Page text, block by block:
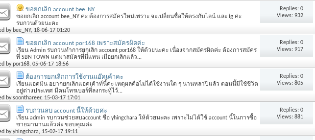
ขอยกเลิก account bee_NY
ขอยกเลิก account bee_NY ค่ะ ต้องการสมัครใหม่เพราะ จะเปลี่ยนชื่อให้ตรงกับไลน์ และ ig ค่ะ
รบกวนด้วยนะคะ
by bee_NY, 18-06-17 01:20
Replies: 0
Views: 932
ขอยกเลิก account por168 เพราะสมัครผิดค่ะ
เรียน Admin รบกวนทำการยกเลิก account por168 ให้ด้วยนะคะ เนื่องจากสมัครผิดค่ะ ต้องการสมัคร
ที่ SBN TOWN แต่มาสมัครที่นี่แทน เมื่อยกเลิกแล้ว...
bypor168, 05-06-17 18:56
Replies: 0
Views: 917
ต้องการยกเลิกการใช้งานแอ๊คเค้าคะ
เรียนแอดมิน อยากยกเลิกแอคเค้าท์นี้ค่ะ เหตุผลคือไม่ได้ใช้งานใด ๆ นานหลาปีแล้ว ตอนนี้มีใช้ชีวิต
อยู่ต่างประเทศ มีคนโทรเบอร์ที่ลงกระทู้ไว้...
bysoonthareer, 15-03-17 17:01
Replies: 0
Views: 805
รบกวนลบ account นี้ให้ด้วยค่ะ
เรียน admin รบกวนช่วยลบaccount ชื่อ yhingchara ให้ด้วยนะคะ เพราะไม่ได้ใช้ account นี้ในการซื้อ
ขายมานานแล้วค่ะ ขอบคุณค่ะ
byyhingchara, 15-02-17 19:11
Replies: 0
Views: 881